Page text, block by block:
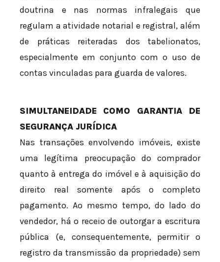
doutrina e nas normas infralegais que
regulam a atividade notarial e registral, além
de práticas reiteradas dos tabelionatos,
especialmente em conjunto com o uso de
contas vinculadas para guarda de valores.
SIMULTANEIDADE COMO GARANTIA DE
SEGURANÇA JURÍDICA
Nas transações envolvendo imóveis, existe
uma legítima preocupação do comprador
quanto à entrega do imóvel e à aquisição do
direito real somente após o completo
pagamento. Ao mesmo tempo, do lado do
vendedor, há o receio de outorgar a escritura
pública (e, consequentemente, permitir o
registro da transmissão da propriedade) sem